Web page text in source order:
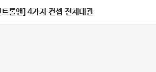
트롤앤] 4가지 컨셉 전체대관